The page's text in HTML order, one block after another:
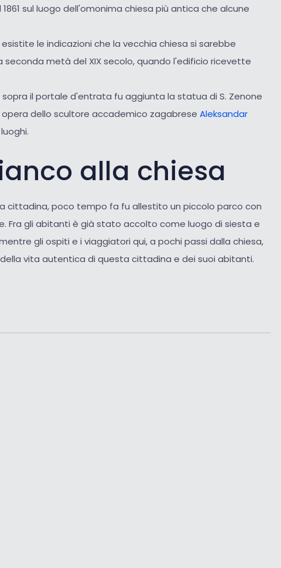
sul luogo dell'omonima chiesa più antica che alcune
le indicazioni che la vecchia chiesa si sarebbe
metà del XIX secolo, quando l'edificio ricevette
il portale d'entrata fu aggiunta la statua di S. Zenone
dello scultore accademico zagabrese Aleksandar
alla chiesa
cittadina, poco tempo fa fu allestito un piccolo parco con
Fra gli abitanti è già stato accolto come luogo di siesta e
gli ospiti e i viaggiatori qui, a pochi passi dalla chiesa,
vita autentica di questa cittadina e dei suoi abitanti.